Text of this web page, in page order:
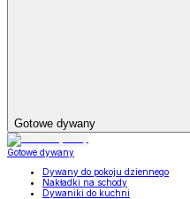
Gotowe dywany
Gotowe dywany
Dywany do pokoju dziennego
Nakładki na schody
Dywaniki do kuchni